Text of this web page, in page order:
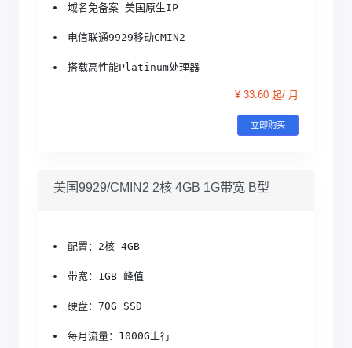
域名免备案 美国原生IP
电信联通9929移动CMIN2
搭载高性能Platinum处理器
¥ 33.60 起/ 月
立即购买
美国9929/CMIN2 2核 4GB 1G带宽 B型
配置：2核 4GB
带宽：1GB 峰值
硬盘：70G SSD
每月流量：1000G上行